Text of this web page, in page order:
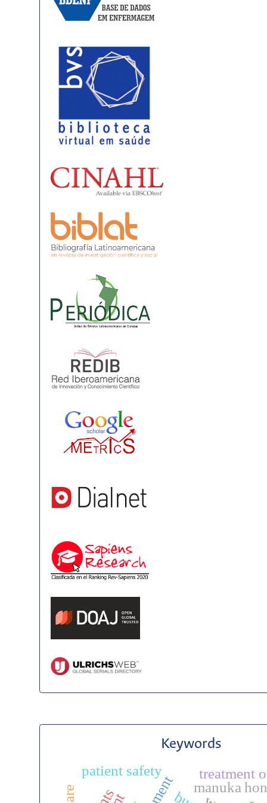
Keywords
manuka
treatment
patient safety